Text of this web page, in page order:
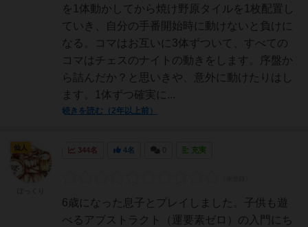
を1体動かしてから焼け野原タイルを1枚配置し
ていき、自分の手番開始時に動けないと負けに
なる。コマはお互いに3体ずついて、すべての
コマはチェスのナイトの動きをします。序盤か
ら詰んだか？と思いきや、意外に動けたりはし
ます。1体ずつ確実に...
続きを読む（2年以上前）
344名 4名 充実
6歳になった息子とプレイしました。子供も遊
べるアブストラクト（運要素ゼロ）の入門にち
仙人